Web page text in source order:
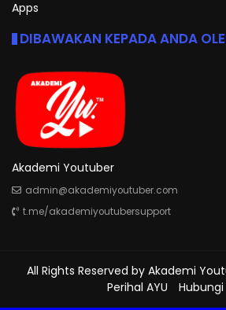
Apps
DIBAWAKAN KEPADA ANDA
Akademi Youtuber
admin@akademiyoutuber.com
t.me/akademiyoutubersupport
All Rights Reserved by Akademi
Perihal AYU